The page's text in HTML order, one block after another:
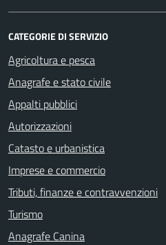
CATEGORIE DI SERVIZIO
Agricoltura e pesca
Anagrafe e stato civile
Appalti pubblici
Autorizzazioni
Catasto e urbanistica
Imprese e commercio
Tributi, finanze e contravvenzioni
Turismo
Anagrafe Canina